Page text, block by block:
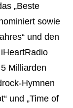
„Beste
sowie
und den
Milliarden
Hymnen
und „Time of